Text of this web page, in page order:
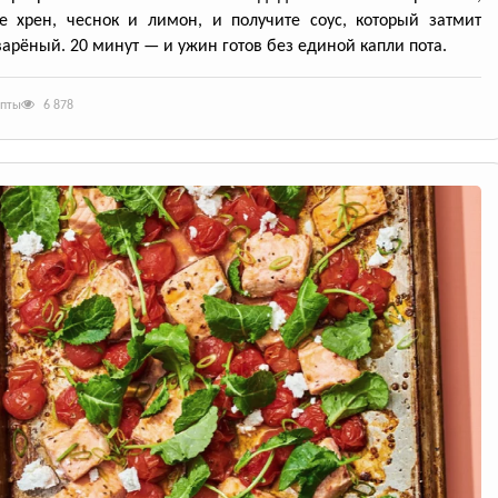
хрен, чеснок и лимон, и получите соус, который затмит
20 минут — и ужин готов без единой капли пота.
6 878